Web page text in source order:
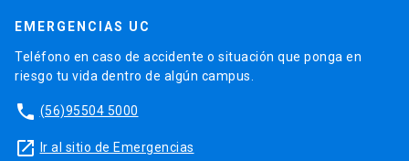
EMERGENCIAS UC
Teléfono en caso de accidente o situación que ponga en
riesgo tu vida dentro de algún campus.
phone (56)95504 5000
launch Ir al sitio de Emergencias